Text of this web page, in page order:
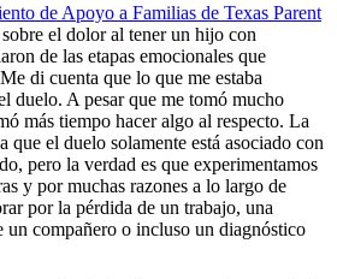
de Apoyo a Familias de Texas Parent
el dolor al tener un hijo con
de las etapas emocionales que
di cuenta que lo que me estaba
duelo. A pesar que me tomó mucho
más tiempo hacer algo al respecto. La
que el duelo solamente está asociado con
pero la verdad es que experimentamos
y por muchas razones a lo largo de
por la pérdida de un trabajo, una
un compañero o incluso un diagnóstico